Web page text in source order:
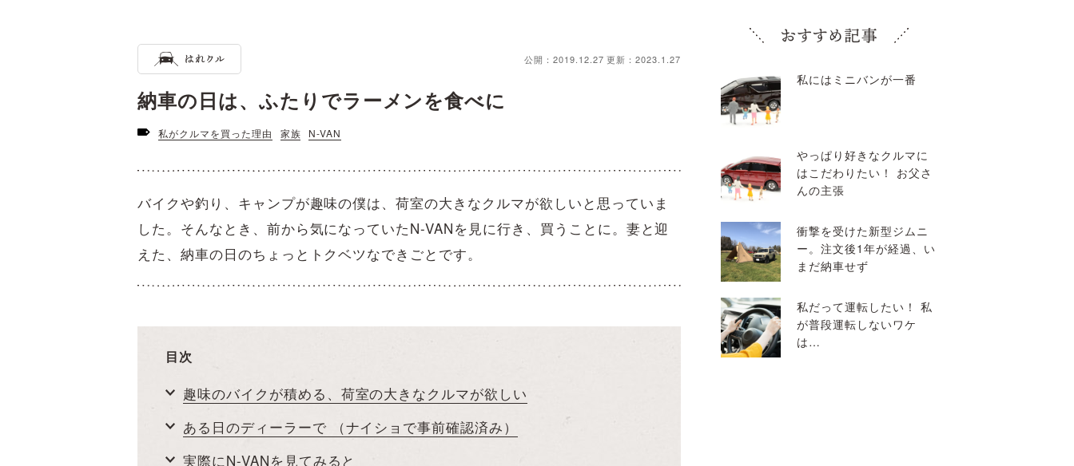
公開：2019.12.27更新：2023.1.27
納車の日は、ふたりでラーメンを食べに
私がクルマを買った理由 家族 N-VAN
バイクや釣り、キャンプが趣味の僕は、荷室の大きなクルマが欲しいと思っていま
した。そんなとき、前から気になっていたN-VANを見に行き、買うことに。妻と迎
えた、納車の日のちょっとトクベツなできごとです。
目次
趣味のバイクが積める、荷室の大きなクルマが欲しい
ある日のディーラーで （ナイショで事前確認済み）
実際にN-VANを見てみると
私にはミニバンが一番
やっぱり好きなクルマに
はこだわりたい！ お父さ
んの主張
衝撃を受けた新型ジムニ
ー。注文後1年が経過、い
まだ納車せず
私だって運転したい！ 私
が普段運転しないワケ
は…